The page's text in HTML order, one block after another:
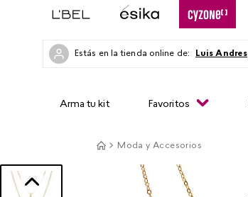
Estás en la tienda online de: Luis Andres
Arma tu kit Favoritos
Moda y Accesorios